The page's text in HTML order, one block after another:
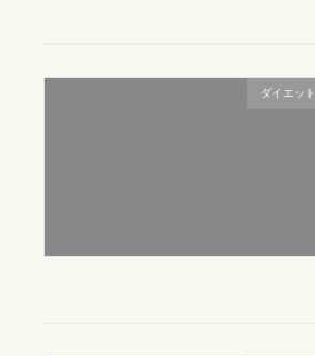
ダイエット